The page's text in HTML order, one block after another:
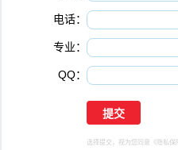
电话：
专业：
QQ：
选择提交，视为您同意 《隐私保